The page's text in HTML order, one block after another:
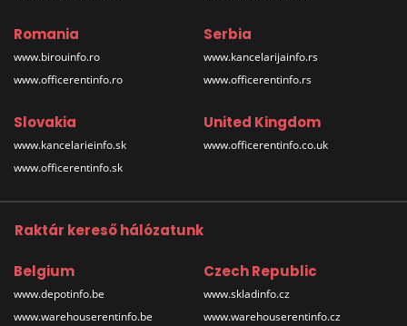
Romania
www.birouinfo.ro
www.officerentinfo.ro
Serbia
www.kancelarijainfo.rs
www.officerentinfo.rs
Slovakia
www.kancelarieinfo.sk
www.officerentinfo.sk
United Kingdom
www.officerentinfo.co.uk
Raktár kereső hálózatunk
Belgium
www.depotinfo.be
www.warehouserentinfo.be
Czech Republic
www.skladinfo.cz
www.warehouserentinfo.cz